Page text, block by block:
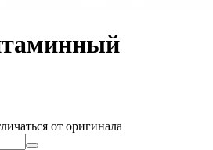
от оригинала